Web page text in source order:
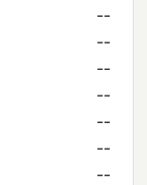
--
--
--
--
--
--
--